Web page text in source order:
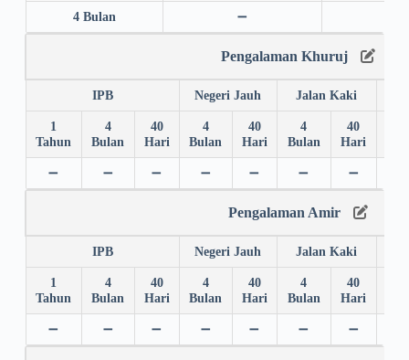
4 Bulan ➖
Pengalaman Khuruj
IPB Negeri Jauh Jalan Kaki
1
Tahun
4
Bulan
40
Hari
4
Bulan
40
Hari
4
Bulan
40
Hari
➖ ➖ ➖ ➖ ➖ ➖ ➖
Pengalaman Amir
IPB Negeri Jauh Jalan Kaki
1
Tahun
4
Bulan
40
Hari
4
Bulan
40
Hari
4
Bulan
40
Hari
➖ ➖ ➖ ➖ ➖ ➖ ➖